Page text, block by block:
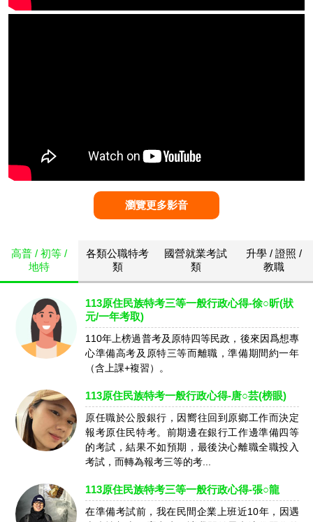
瀏覽更多影音
高普 / 初等 /
地特
各類公職特考
類
國營就業考試
類
升學 / 證照 /
教職
113原住民族特考三等一般行政心得-徐○昕(狀
元/一年考取)
110年上榜過普考及原特四等民政，後來因爲想專
心準備高考及原特三等而離職，準備期間約一年
（含上課+複習）。
113原住民族特考一般行政心得-唐○芸(榜眼)
原任職於公股銀行，因嚮往回到原鄉工作而決定
報考原住民特考。前期邊在銀行工作邊準備四等
的考試，結果不如預期，最後決心離職全職投入
考試，而轉為報考三等的考...
113原住民族特考三等一般行政心得-張○龍
在準備考試前，我在民間企業上班近10年，因遇